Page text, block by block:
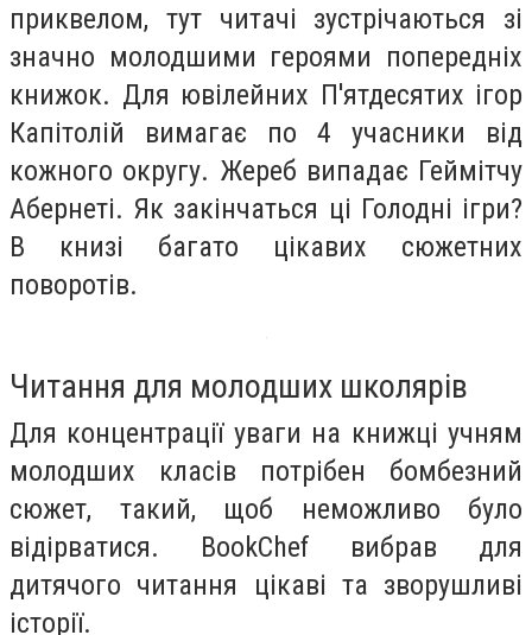
приквелом, тут читачі зустрічаються зі
значно молодшими героями попередніх
книжок. Для ювілейних П'ятдесятих ігор
Капітолій вимагає по 4 учасники від
кожного округу. Жереб випадає Геймітчу
Абернеті. Як закінчаться ці Голодні ігри?
В книзі багато цікавих сюжетних
поворотів.
Читання для молодших школярів
Для концентрації уваги на книжці учням
молодших класів потрібен бомбезний
сюжет, такий, щоб неможливо було
відірватися. BookChef вибрав для
дитячого читання цікаві та зворушливі
історії.